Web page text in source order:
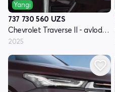
Yangi
737 730 560 UZS
Chevrolet Traverse II - avlod restyling
2025